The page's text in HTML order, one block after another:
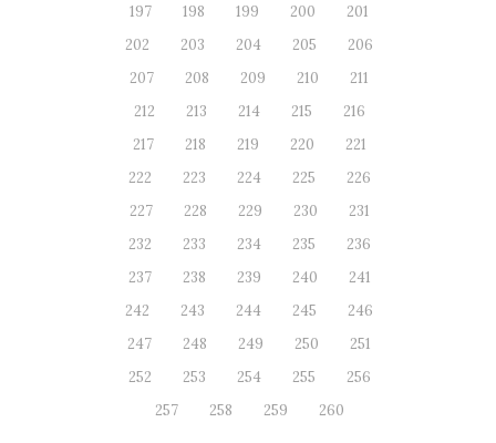
197
198 199 200
201
202
203 204 205
206
207
208 209 210
211
212
213 214 215
216
217
218 219 220
221
222
223 224 225
226
227
228 229 230
231
232
233 234 235
236
237
238 239 240
241
242
243 244 245
246
247
248 249 250
251
252
253 254 255
256
257
258 259 260